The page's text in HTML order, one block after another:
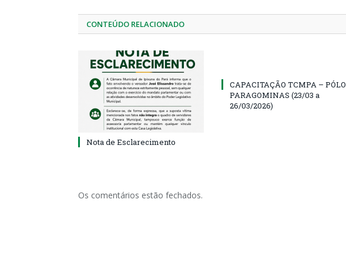
CONTEÚDO RELACIONADO
Nota de Esclarecimento
CAPACITAÇÃO TCMPA – PÓLO
PARAGOMINAS (23/03 a
26/03/2026)
Os comentários estão fechados.